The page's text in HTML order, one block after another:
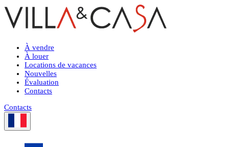
À vendre
À louer
Locations de vacances
Nouvelles
Évaluation
Contacts
Contacts